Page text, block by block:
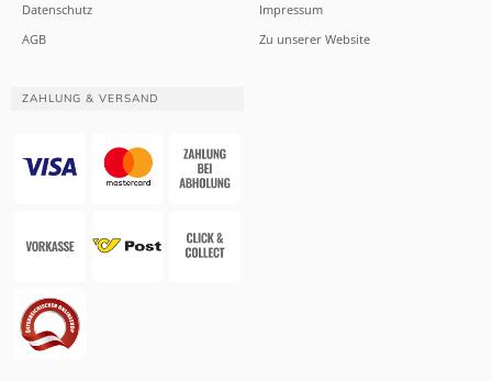
Datenschutz
AGB
Impressum
Zu unserer Website
ZAHLUNG & VERSAND